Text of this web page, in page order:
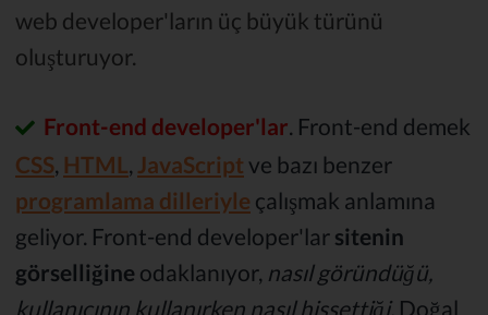
web developer'ların üç büyük türünü
oluşturuyor.
Front-end developer'lar. Front-end demek
CSS, HTML, JavaScript ve bazı benzer
programlama dilleriyle çalışmak anlamına
geliyor. Front-end developer'lar sitenin
görselliğine odaklanıyor, nasıl göründüğü,
kullanıcının kullanırken nasıl hissettiği. Doğal